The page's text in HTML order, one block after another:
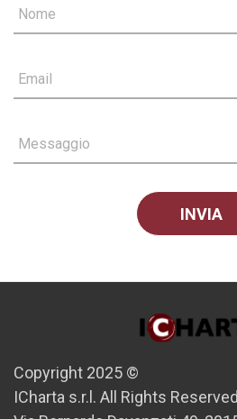
Nome
Email
Messaggio
Copyright 2025 ©
ICharta s.r.l. All Rights Reserved